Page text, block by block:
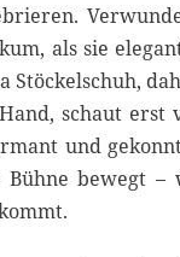
als sie
schaut
und
bewegt